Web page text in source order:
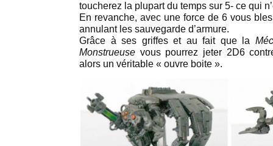
toucherez la plupart du temps sur 5- ce qui
En revanche, avec une force de 6 vous
annulant les sauvegarde d’armure.
Grâce à ses griffes et au fait que la
Monstrueuse vous pourrez jeter 2D6
alors un véritable « ouvre boite ».